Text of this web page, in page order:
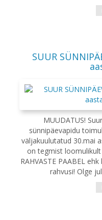
SUUR
MUUDATUS!
sünnipäevapidu
väljakuulutatud 30.mai
on tegmist loomulikult
RAHVASTE PAABEL
rahvusi! Olge